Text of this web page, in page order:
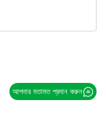
আপনার মতামত প্রদান করুন